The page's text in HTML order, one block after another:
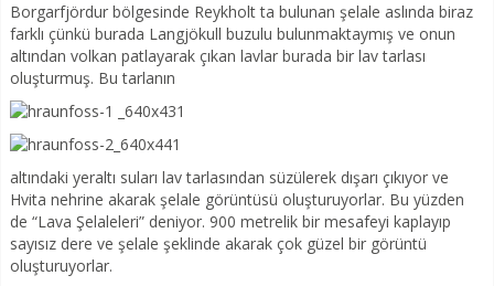
Borgarfjördur bölgesinde Reykholt ta bulunan şelale aslında biraz
farklı çünkü burada Langjökull buzulu bulunmaktaymış ve onun
altından volkan patlayarak çıkan lavlar burada bir lav tarlası
oluşturmuş. Bu tarlanın
altındaki yeraltı suları lav tarlasından süzülerek dışarı çıkıyor ve
Hvita nehrine akarak şelale görüntüsü oluşturuyorlar. Bu yüzden
de “Lava Şelaleleri” deniyor. 900 metrelik bir mesafeyi kaplayıp
sayısız dere ve şelale şeklinde akarak çok güzel bir görüntü
oluşturuyorlar.